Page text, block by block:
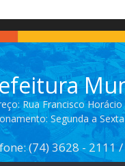
Rua Francisco
Segunda a
(74) 3628 - 2111